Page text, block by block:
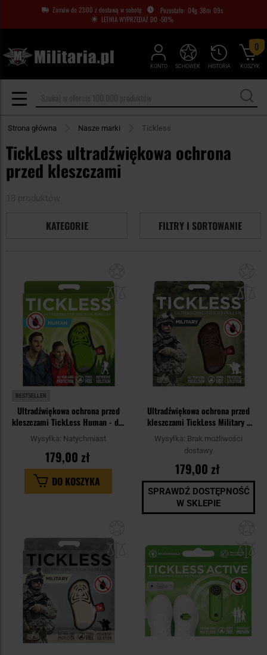
Zamów do 23:00 z dostawą w sobotę 04g 38m 08s
LETNIA WYPRZEDAŻ DO -50%
KONTO HISTORIA
SCHOWEK KOSZYK
0
Strona główna Nasze marki Tickless
TickLess ultradźwiękowa ochrona
przed kleszczami
KATEGORIE FILTRY I SORTOWANIE
schowka
BESTSELLER
Ultradźwiękowa ochrona przed
kleszczami TickLess Human - dla
ludzi - Green
Wysyłka: Natychmiast
179,00 zł
DO KOSZYKA
Ultradźwiękowa ochrona przed
kleszczami TickLess Military -
dla ludzi - Brown
Wysyłka: Brak możliwości
dostawy
179,00 zł
SPRAWDŹ DOSTĘPNOŚĆ
W SKLEPIE
schowka